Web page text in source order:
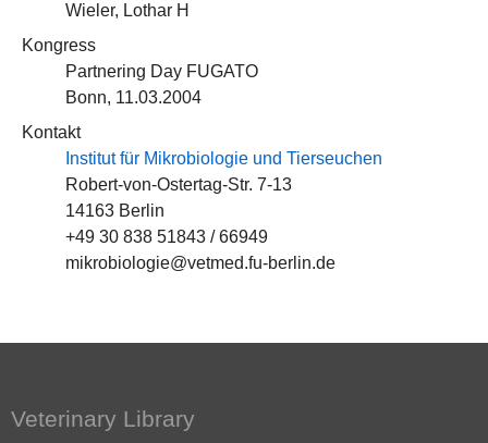
Wieler, Lothar H
Kongress
Partnering Day FUGATO
Bonn, 11.03.2004
Kontakt
Institut für Mikrobiologie und Tierseuchen
Robert-von-Ostertag-Str. 7-13
14163 Berlin
+49 30 838 51843 / 66949
mikrobiologie@vetmed.fu-berlin.de
Veterinary Library